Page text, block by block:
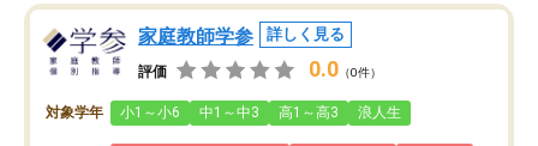
家庭教師学参 詳しく見る
評価 0.0 （0件）
対象学年 小1～小6 中1～中3 高1～高3 浪人生